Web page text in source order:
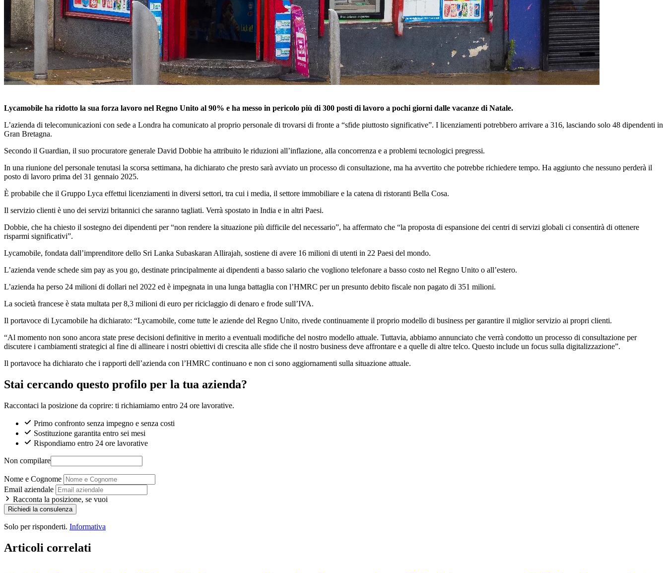
Lycamobile ha ridotto la sua forza lavoro nel Regno Unito al 90% e ha messo in pericolo più di 300 posti di lavoro a pochi giorni dalle vacanze di Natale.
L’azienda di telecomunicazioni con sede a Londra ha comunicato al proprio personale di trovarsi di fronte a “sfide piuttosto significative”. I licenziamenti potrebbero arrivare a 316, lasciando solo 48 dipendenti in
Gran Bretagna.
Secondo il Guardian, il suo procuratore generale David Dobbie ha attribuito le riduzioni all’inflazione, alla concorrenza e a problemi tecnologici pregressi.
In una riunione del personale tenutasi la scorsa settimana, ha dichiarato che presto sarà avviato un processo di consultazione, ma ha avvertito che potrebbe richiedere tempo. Ha aggiunto che nessuno perderà il
posto di lavoro prima del 31 gennaio 2025.
È probabile che il Gruppo Lyca effettui licenziamenti in diversi settori, tra cui i media, il settore immobiliare e la catena di ristoranti Bella Cosa.
Il servizio clienti è uno dei servizi britannici che saranno tagliati. Verrà spostato in India e in altri Paesi.
Dobbie, che ha chiesto il sostegno dei dipendenti per “non rendere la situazione più difficile del necessario”, ha affermato che “la proposta di espansione dei centri di servizi globali ci consentirà di ottenere
risparmi significativi”.
Lycamobile, fondata dall’imprenditore dello Sri Lanka Subaskaran Allirajah, sostiene di avere 16 milioni di utenti in 22 Paesi del mondo.
L’azienda vende schede sim pay as you go, destinate principalmente ai dipendenti a basso salario che vogliono telefonare a basso costo nel Regno Unito o all’estero.
L’azienda ha perso 24 milioni di dollari nel 2022 ed è impegnata in una lunga battaglia con l’HMRC per un presunto debito fiscale non pagato di 351 milioni.
La società francese è stata multata per 8,3 milioni di euro per riciclaggio di denaro e frode sull’IVA.
Il portavoce di Lycamobile ha dichiarato: “Lycamobile, come tutte le aziende del Regno Unito, rivede continuamente il proprio modello di business per garantire il miglior servizio ai propri clienti.
“Al momento non sono ancora state prese decisioni definitive in merito a eventuali modifiche del nostro modello attuale. Tuttavia, abbiamo annunciato che verrà condotto un processo di consultazione per
discutere i cambiamenti strategici al fine di allineare i nostri obiettivi di crescita alle sfide che il nostro business deve affrontare e a quelle di altre telco. Questo include un focus sulla digitalizzazione”.
Il portavoce ha dichiarato che i rapporti dell’azienda con l’HMRC continuano e non ci sono aggiornamenti sulla situazione attuale.
Stai cercando questo profilo per la tua azienda?
Raccontaci la posizione da coprire: ti richiamiamo entro 24 ore lavorative.
Primo confronto senza impegno e senza costi
Sostituzione garantita entro sei mesi
Rispondiamo entro 24 ore lavorative
Non compilare
Nome e Cognome
Email aziendale
Racconta la posizione, se vuoi
Richiedi la consulenza
Solo per risponderti. Informativa
Articoli correlati